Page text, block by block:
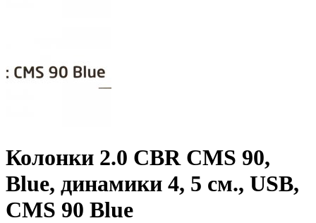
Колонки 2.0 CBR CMS 90,
Blue, динамики 4, 5 см., USB,
CMS 90 Blue